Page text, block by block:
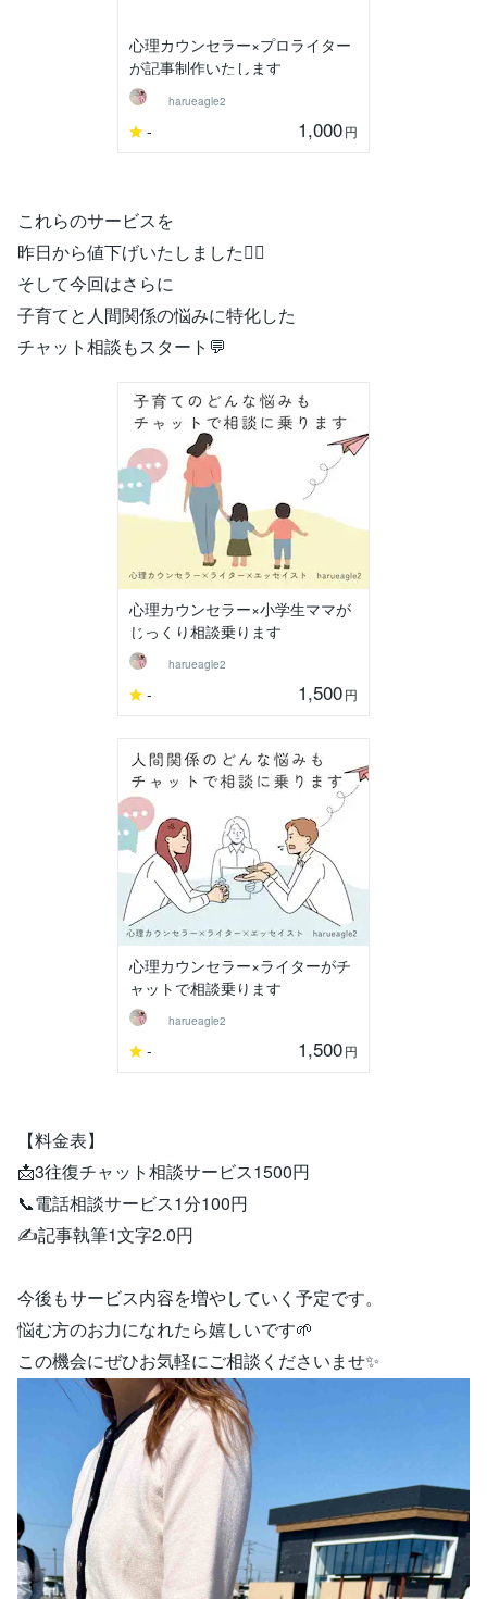
心理カウンセラー×プロライター
が記事制作いたします
harueagle2
- 1,000円
これらのサービスを
昨日から値下げいたしました🙂‍↕️
そして今回はさらに
子育てと人間関係の悩みに特化した
チャット相談もスタート💬
心理カウンセラー×小学生ママが
じっくり相談乗ります
harueagle2
- 1,500円
心理カウンセラー×ライターがチ
ャットで相談乗ります
harueagle2
- 1,500円
【料金表】
📩3往復チャット相談サービス1500円
📞電話相談サービス1分100円
✍️記事執筆1文字2.0円
今後もサービス内容を増やしていく予定です。
悩む方のお力になれたら嬉しいです🌱
この機会にぜひお気軽にご相談くださいませ✨